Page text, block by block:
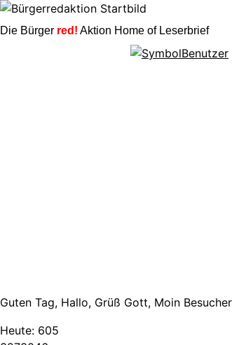
Die Bürger red! Aktion Home of Leserbrief
Guten Tag, Hallo, Grüß Gott, Moin
Heute: 605